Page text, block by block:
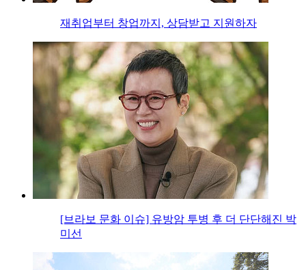
재취업부터 창업까지, 상담받고 지원하자
[브라보 문화 이슈] 유방암 투병 후 더 단단해진 박
미선